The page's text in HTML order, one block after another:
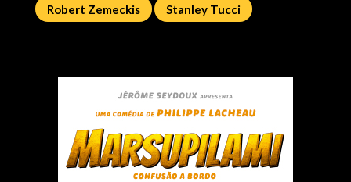
Robert Zemeckis Stanley Tucci